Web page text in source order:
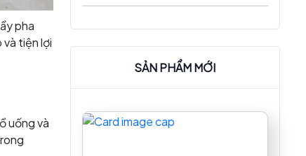
pha
tiện lợi
uống và
bar khác. Cùng inox Thành Vinh tìm
SẢN PHẨM MỚI